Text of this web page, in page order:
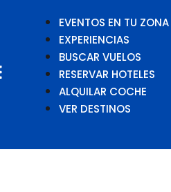
EVENTOS EN TU ZONA
EXPERIENCIAS
BUSCAR VUELOS
RESERVAR HOTELES
ALQUILAR COCHE
VER DESTINOS